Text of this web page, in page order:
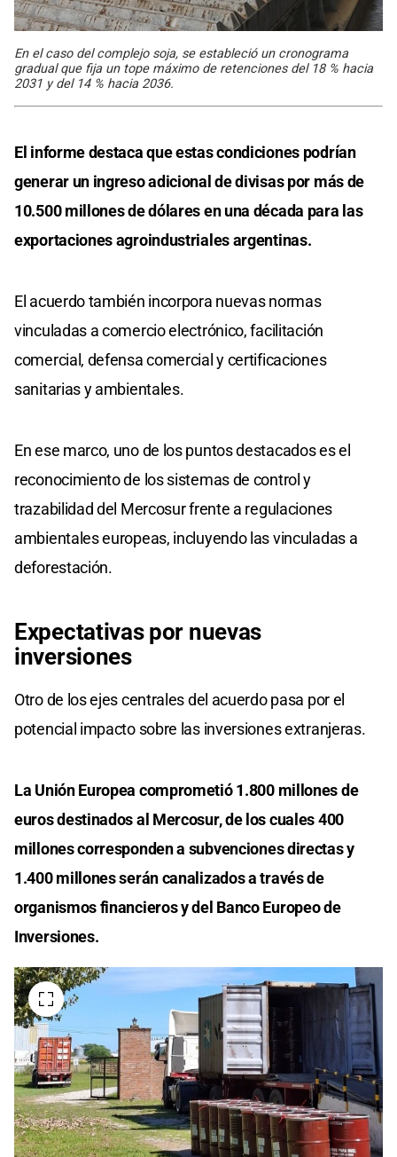
En el caso del complejo soja, se estableció un cronograma
gradual que fija un tope máximo de retenciones del 18 % hacia
2031 y del 14 % hacia 2036.
El informe destaca que estas condiciones podrían
generar un ingreso adicional de divisas por más de
10.500 millones de dólares en una década para las
exportaciones agroindustriales argentinas.
El acuerdo también incorpora nuevas normas
vinculadas a comercio electrónico, facilitación
comercial, defensa comercial y certificaciones
sanitarias y ambientales.
En ese marco, uno de los puntos destacados es el
reconocimiento de los sistemas de control y
trazabilidad del Mercosur frente a regulaciones
ambientales europeas, incluyendo las vinculadas a
deforestación.
Expectativas por nuevas
inversiones
Otro de los ejes centrales del acuerdo pasa por el
potencial impacto sobre las inversiones extranjeras.
La Unión Europea comprometió 1.800 millones de
euros destinados al Mercosur, de los cuales 400
millones corresponden a subvenciones directas y
1.400 millones serán canalizados a través de
organismos financieros y del Banco Europeo de
Inversiones.